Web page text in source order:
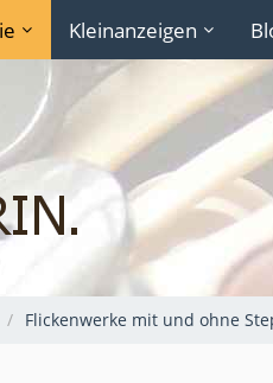
Kleinanzeigen
Flickenwerke mit und ohne